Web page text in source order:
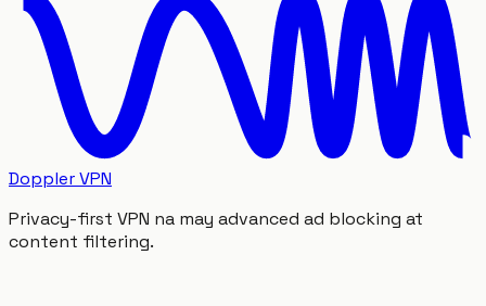
Doppler VPN
Privacy-first VPN na may advanced ad blocking at
content filtering.